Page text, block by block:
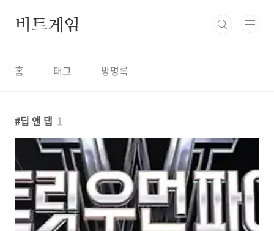
비트게임
홈 태그 방명록
딥 앤 댑 1